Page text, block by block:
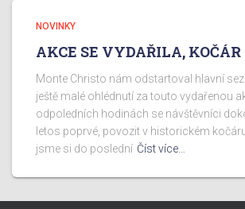
NOVINKY
AKCE SE VYDAŘILA,
Monte Christo nám odstartoval hlavní
ještě malé ohlédnutí za touto vydařenou
odpoledních hodinách se návštěvníci
letos poprvé, povozit v historickém
jsme si do poslední Číst více…